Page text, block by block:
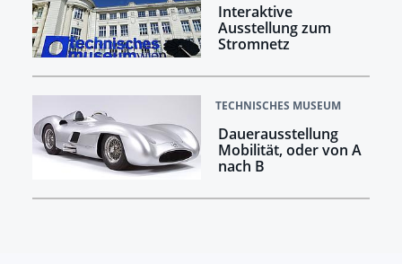
Interaktive
Ausstellung zum
Stromnetz
TECHNISCHES MUSEUM
Dauerausstellung
Mobilität, oder von A
nach B